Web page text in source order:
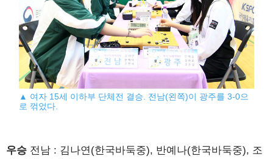
▲ 여자 15세 이하부 단체전 결승. 전남(왼쪽)이 광주를 3-0으
로 꺾었다.
우승 전남 : 김나연(한국바둑중), 반예나(한국바둑중), 조